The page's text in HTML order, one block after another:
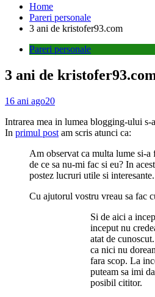
Home
Pareri personale
3 ani de kristofer93.com
Pareri personale
3 ani de
16 ani ago20
Intrarea mea in lumea blogging-ului s-
In primul post am scris atunci ca:
Am observat ca multa lume si-a
de ce sa nu-mi fac si eu? In
postez lucruri utile si interesante.
Cu ajutorul vostru vreau sa fac
Si de aici a
inceput nu
atat de
ca nici nu
fara scop. La
puteam sa imi
posibil cititor.